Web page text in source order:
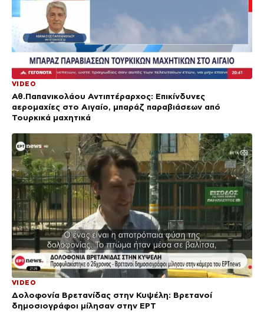
VIDEO
Αθ.Παπανικολάου Αντιπτέραρχος: Επικίνδυνες
αερομαχίες στο Αιγαίο, μπαράζ παραβιάσεων από
Τουρκικά μαχητικά
VIDEO
Δολοφονία Βρετανίδας στην Κυψέλη: Bρετανοί
δημοσιογράφοι μίλησαν στην ΕΡΤ